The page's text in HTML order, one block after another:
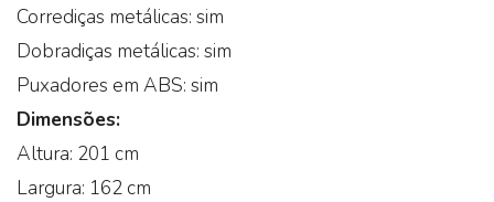
Corrediças metálicas: sim
Dobradiças metálicas: sim
Puxadores em ABS: sim
Dimensões:
Altura: 201 cm
Largura: 162 cm